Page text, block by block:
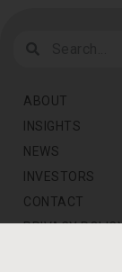
ABOUT
INSIGHTS
NEWS
INVESTORS
CONTACT
PRIVACY